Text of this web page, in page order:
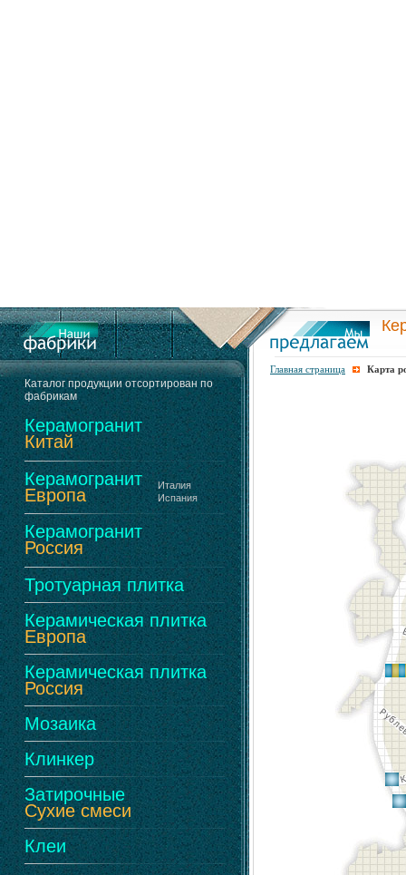
Каталог продукции отсортирован по
фабрикам
Керамогранит
Китай
Керамогранит
Европа
Италия
Испания
Керамогранит
Россия
Тротуарная плитка
Керамическая плитка
Европа
Керамическая плитка
Россия
Мозаика
Клинкер
Затирочные
Сухие смеси
Клеи
Главная страница Карта